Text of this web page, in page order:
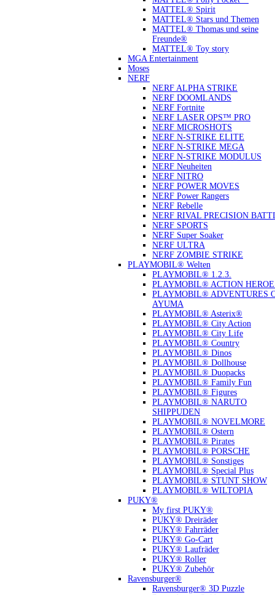
MATTEL® Spirit
MATTEL® Stars und Themen
MATTEL® Thomas und seine
Freunde®
MATTEL® Toy story
MGA Entertainment
Moses
NERF
NERF ALPHA STRIKE
NERF DOOMLANDS
NERF Fortnite
NERF LASER OPS™ PRO
NERF MICROSHOTS
NERF N-STRIKE ELITE
NERF N-STRIKE MEGA
NERF N-STRIKE MODULUS
NERF Neuheiten
NERF NITRO
NERF POWER MOVES
NERF Power Rangers
NERF Rebelle
NERF RIVAL PRECISION
NERF SPORTS
NERF Super Soaker
NERF ULTRA
NERF ZOMBIE STRIKE
PLAYMOBIL® Welten
PLAYMOBIL® 1.2.3.
PLAYMOBIL® ACTION
PLAYMOBIL® ADVENTURES
AYUMA
PLAYMOBIL® Asterix®
PLAYMOBIL® City Action
PLAYMOBIL® City Life
PLAYMOBIL® Country
PLAYMOBIL® Dinos
PLAYMOBIL® Dollhouse
PLAYMOBIL® Duopacks
PLAYMOBIL® Family Fun
PLAYMOBIL® Figures
PLAYMOBIL® NARUTO
SHIPPUDEN
PLAYMOBIL® NOVELMORE
PLAYMOBIL® Ostern
PLAYMOBIL® Pirates
PLAYMOBIL® PORSCHE
PLAYMOBIL® Sonstiges
PLAYMOBIL® Special Plus
PLAYMOBIL® STUNT SHOW
PLAYMOBIL® WILTOPIA
PUKY®
My first PUKY®
PUKY® Dreiräder
PUKY® Fahrräder
PUKY® Go-Cart
PUKY® Laufräder
PUKY® Roller
PUKY® Zubehör
Ravensburger®
Ravensburger® 3D Puzzle